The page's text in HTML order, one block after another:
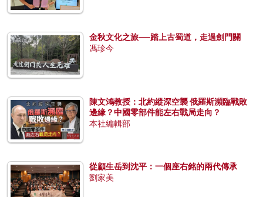
金秋文化之旅──踏上古蜀道，走過劍門關
馮珍今
陳文鴻教授：北約縱深空襲 俄羅斯瀕臨戰敗
邊緣？中國零部件能左右戰局走向？
本社編輯部
從顧生岳到沈平：一個座右銘的兩代傳承
劉家美